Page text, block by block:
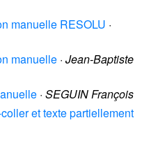
manuelle RESOLU ·
manuelle · Jean-Baptiste
· SEGUIN François
et texte partiellement